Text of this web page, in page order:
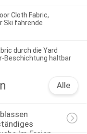
Cloth Fabric,
Ski fahrende
durch die Yard
Beschichtung haltbar
Alle